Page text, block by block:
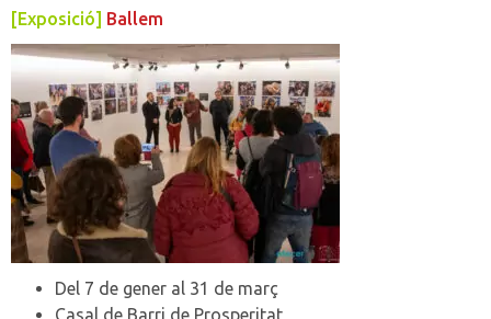
[Exposició] Ballem
Del 7 de gener al 31 de març
Casal de Barri de Prosperitat